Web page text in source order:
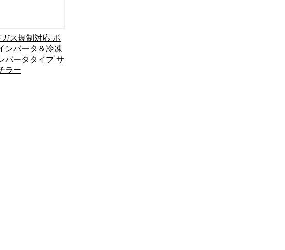
ガス規制対応 ポ
ンバータ＆冷凍
バータタイプ サ
ラー